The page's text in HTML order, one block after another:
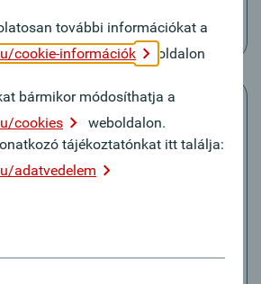
Qvik fizetés
további információkat a
cookie-információk
oldalon
bármikor módosíthatja a
cookies
weboldalon.
tájékoztatónkat itt találja:
adatvedelem